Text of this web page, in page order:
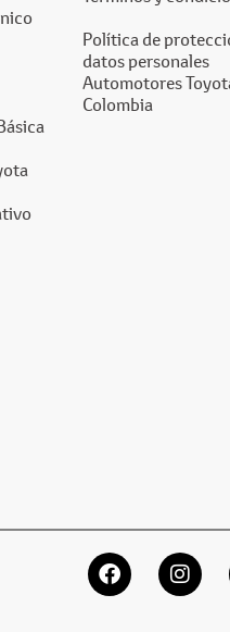
Política de
datos personales
Automotores
Colombia